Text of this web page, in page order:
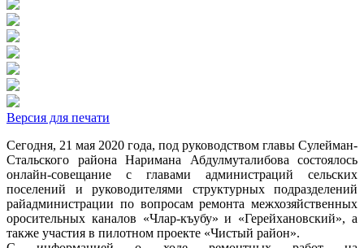
Версия для печати
Сегодня, 21 мая 2020 года, под руководством главы Сулейман-
Стальского района Наримана Абдулмуталибова состоялось
онлайн-совещание с главами администраций сельских
поселений и руководителями структурных подразделений
райадминистрации по вопросам ремонта межхозяйственных
оросительных каналов «Члар-къубу» и «Герейхановский», а
также участия в пилотном проекте «Чистый район».